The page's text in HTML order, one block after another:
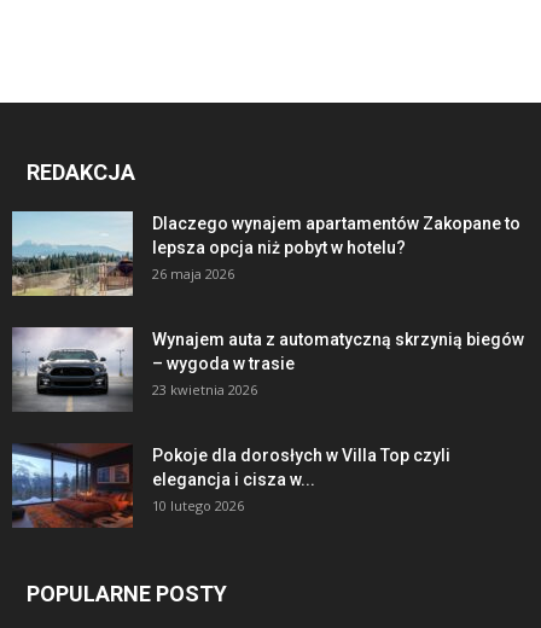
REDAKCJA
Dlaczego wynajem apartamentów Zakopane to
lepsza opcja niż pobyt w hotelu?
26 maja 2026
Wynajem auta z automatyczną skrzynią biegów
– wygoda w trasie
23 kwietnia 2026
Pokoje dla dorosłych w Villa Top czyli
elegancja i cisza w...
10 lutego 2026
POPULARNE POSTY